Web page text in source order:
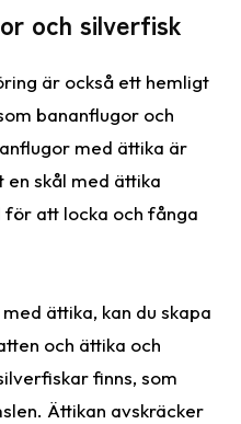
och silverfisk
är också ett hemligt
bananflugor och
med ättika är
skål med ättika
att locka och fånga
ättika, kan du skapa
och ättika och
finns, som
Ättikan avskräcker